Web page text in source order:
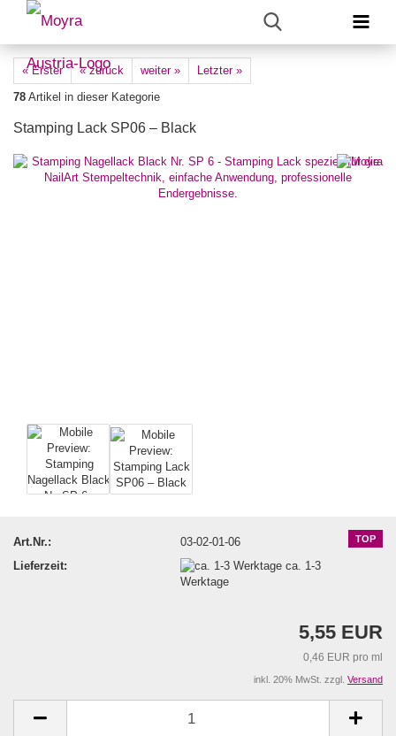
« Erster « zurück weiter »
Letzter »
78 Artikel in dieser Kategorie
Stamping Lack SP06 – Black
TOP
Art.Nr.:
03-02-01-06
Lieferzeit:
ca. 1-3
Werktage
5,55 EUR
0,46 EUR pro ml
inkl. 20% MwSt. zzgl. Versand